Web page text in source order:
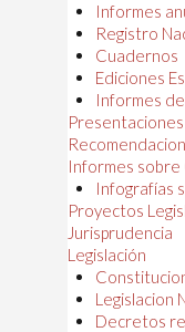
Informes
Registro
Cuadernos
Ediciones
Informes
Informes sobre
Infografías
Proyectos
Jurisprudencia
Legislación
Legislacion
Decretos